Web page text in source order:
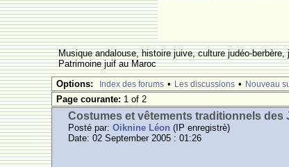
Musique andalouse, histoire juive, culture judéo-
Patrimoine juif au Maroc
Options: Index des forums • Les discussions • Nouveau
Page courante: 1 of 2
Costumes et vêtements traditionnels des
Posté par:Oiknine Léon (IP enregistrè)
Date: 02 September 2005 : 01:26